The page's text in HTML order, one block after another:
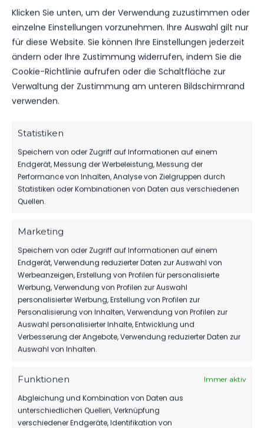
Klicken Sie unten, um der Verwendung zuzustimmen oder
einzelne Einstellungen vorzunehmen. Ihre Auswahl gilt nur
für diese Website. Sie können Ihre Einstellungen jederzeit
ändern oder Ihre Zustimmung widerrufen, indem Sie die
Cookie-Richtlinie aufrufen oder die Schaltfläche zur
Verwaltung der Zustimmung am unteren Bildschirmrand
verwenden.
Statistiken
Speichern von oder Zugriff auf Informationen auf einem
Endgerät, Messung der Werbeleistung, Messung der
Performance von Inhalten, Analyse von Zielgruppen durch
Statistiken oder Kombinationen von Daten aus verschiedenen
Quellen.
Marketing
Speichern von oder Zugriff auf Informationen auf einem
Endgerät, Verwendung reduzierter Daten zur Auswahl von
Werbeanzeigen, Erstellung von Profilen für personalisierte
Werbung, Verwendung von Profilen zur Auswahl
personalisierter Werbung, Erstellung von Profilen zur
Personalisierung von Inhalten, Verwendung von Profilen zur
Auswahl personalisierter Inhalte, Entwicklung und
Verbesserung der Angebote, Verwendung reduzierter Daten zur
Auswahl von Inhalten.
Funktionen Immer aktiv
Abgleichung und Kombination von Daten aus
unterschiedlichen Quellen, Verknüpfung
verschiedener Endgeräte, Identifikation von
AUCH INTERESSIEREN.
SPONSOREN
MBS VERLÄNGERT SEIN SPONSORING
BEIM FSV
1.MÄNNER
HERBER DÄMPFER AUF DEM WEG ZUM
KLASSENERHALT
1.MÄNNER
WIR VERPFLICHTEN TILL JACOBI!
154